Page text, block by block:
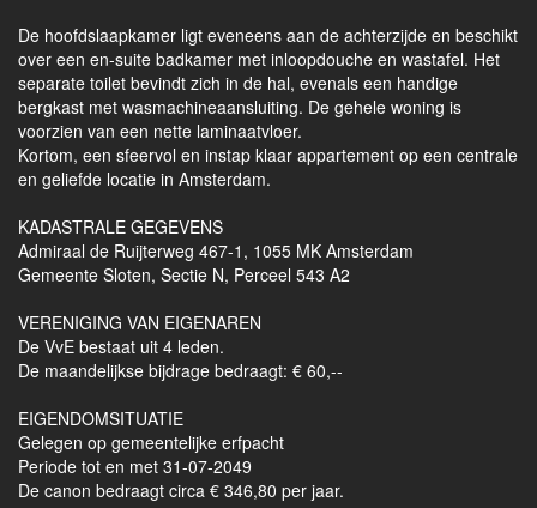
De hoofdslaapkamer ligt eveneens aan de achterzijde en beschikt
over een en-suite badkamer met inloopdouche en wastafel. Het
separate toilet bevindt zich in de hal, evenals een handige
bergkast met wasmachineaansluiting. De gehele woning is
voorzien van een nette laminaatvloer.
Kortom, een sfeervol en instap klaar appartement op een centrale
en geliefde locatie in Amsterdam.
KADASTRALE GEGEVENS
Admiraal de Ruijterweg 467-1, 1055 MK Amsterdam
Gemeente Sloten, Sectie N, Perceel 543 A2
VERENIGING VAN EIGENAREN
De VvE bestaat uit 4 leden.
De maandelijkse bijdrage bedraagt: € 60,--
EIGENDOMSITUATIE
Gelegen op gemeentelijke erfpacht
Periode tot en met 31-07-2049
De canon bedraagt circa € 346,80 per jaar.